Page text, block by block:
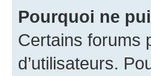
Pourquoi ne
Certains forums
d’utilisateurs.